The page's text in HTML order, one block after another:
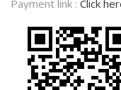
Payment link : Click